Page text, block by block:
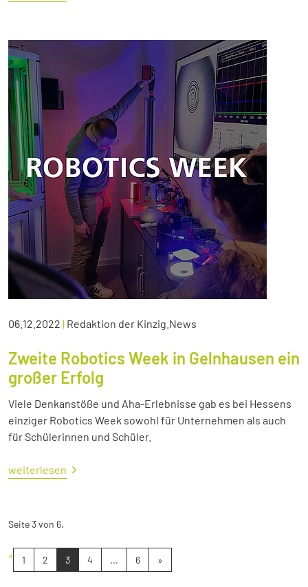
06.12.2022 | Redaktion der Kinzig.News
Zweite Robotics Week in Gelnhausen ein
großer Erfolg
Viele Denkanstöße und Aha-Erlebnisse gab es bei Hessens
einziger Robotics Week sowohl für Unternehmen als auch
für Schülerinnen und Schüler.
weiterlesen
Seite 3 von 6.
« 1 2 3 4 ... 6 »